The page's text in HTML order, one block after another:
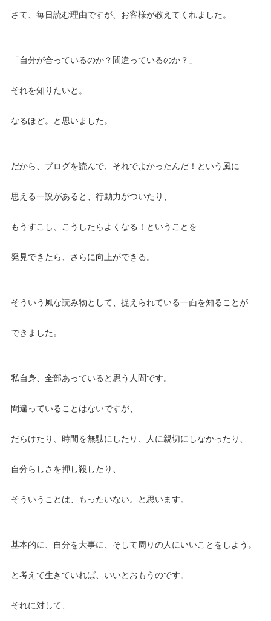
さて、毎日読む理由ですが、お客様が教えてくれました。
「自分が合っているのか？間違っているのか？」
それを知りたいと。
なるほど。と思いました。
だから、ブログを読んで、それでよかったんだ！という風に
思える一説があると、行動力がついたり、
もうすこし、こうしたらよくなる！ということを
発見できたら、さらに向上ができる。
そういう風な読み物として、捉えられている一面を知ることが
できました。
私自身、全部あっていると思う人間です。
間違っていることはないですが、
だらけたり、時間を無駄にしたり、人に親切にしなかったり、
自分らしさを押し殺したり、
そういうことは、もったいない。と思います。
基本的に、自分を大事に、そして周りの人にいいことをしよう。
と考えて生きていれば、いいとおもうのです。
それに対して、